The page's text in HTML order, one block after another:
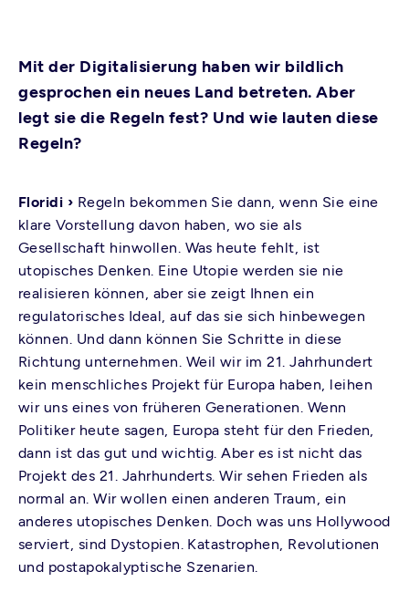
Mit der Digitalisierung haben wir bildlich
gesprochen ein neues Land betreten. Aber
legt sie die Regeln fest? Und wie lauten diese
Regeln?
Floridi › Regeln bekommen Sie dann, wenn Sie eine
klare Vorstellung davon haben, wo sie als
Gesellschaft hinwollen. Was heute fehlt, ist
utopisches Denken. Eine Utopie werden sie nie
realisieren können, aber sie zeigt Ihnen ein
regulatorisches Ideal, auf das sie sich hinbewegen
können. Und dann können Sie Schritte in diese
Richtung unternehmen. Weil wir im 21. Jahrhundert
kein menschliches Projekt für Europa haben, leihen
wir uns eines von früheren Generationen. Wenn
Politiker heute sagen, Europa steht für den Frieden,
dann ist das gut und wichtig. Aber es ist nicht das
Projekt des 21. Jahrhunderts. Wir sehen Frieden als
normal an. Wir wollen einen anderen Traum, ein
anderes utopisches Denken. Doch was uns Hollywood
serviert, sind Dystopien. Katastrophen, Revolutionen
und postapokalyptische Szenarien.